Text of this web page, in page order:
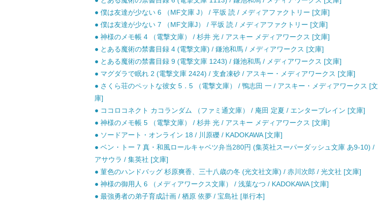
● 僕は友達が少ない 6 （MF文庫 J） / 平坂 読 / メディアファクトリー [文庫]
● 僕は友達が少ない 7 （MF文庫J） / 平坂 読 / メディアファクトリー [文庫]
● 神様のメモ帳 4 （電撃文庫） / 杉井 光 / アスキー メディアワークス [文庫]
● とある魔術の禁書目録 4 (電撃文庫) / 鎌池和馬 / メディアワークス [文庫]
● とある魔術の禁書目録 9 (電撃文庫 1243) / 鎌池和馬 / メディアワークス [文庫]
● マグダラで眠れ 2 (電撃文庫 2424) / 支倉凍砂 / アスキー・メディアワークス [文庫]
● さくら荘のペットな彼女 5．5 （電撃文庫） / 鴨志田 一 / アスキー・メディアワークス [文
庫]
● ココロコネクト カコランダム （ファミ通文庫） / 庵田 定夏 / エンターブレイン [文庫]
● 神様のメモ帳 5 （電撃文庫） / 杉井 光 / アスキー メディアワークス [文庫]
● ソードアート・オンライン 18 / 川原礫 / KADOKAWA [文庫]
● ベン・トー 7 真・和風ロールキャベツ弁当280円 (集英社スーパーダッシュ文庫 あ9-10) /
アサウラ / 集英社 [文庫]
● 菫色のハンドバッグ 杉原爽香、三十八歳の冬 (光文社文庫) / 赤川次郎 / 光文社 [文庫]
● 神様の御用人 6 （メディアワークス文庫） / 浅葉なつ / KADOKAWA [文庫]
● 最強勇者の弟子育成計画 / 栖原 依夢 / 宝島社 [単行本]